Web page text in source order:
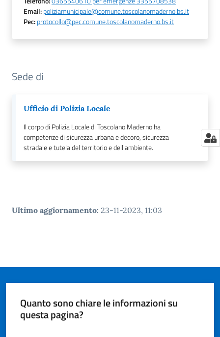
Email:poliziamunicipale@comune.toscolanomaderno.bs.it
Pec:protocollo@pec.comune.toscolanomaderno.bs.it
Sede di
Ufficio di Polizia Locale
Il corpo di Polizia Locale di Toscolano Maderno ha
competenze di sicurezza urbana e decoro, sicurezza
stradale e tutela del territorio e dell'ambiente.
Ultimo aggiornamento: 23-11-2023, 11:03
Quanto sono chiare le informazioni su
questa pagina?